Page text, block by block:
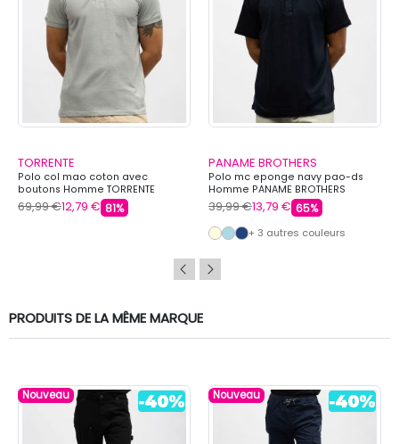
TORRENTE
Polo col mao coton avec
boutons Homme TORRENTE
69,99 €12,79 € 81%
PANAME BROTHERS
Polo mc eponge navy pao-ds
Homme PANAME BROTHERS
39,99 €13,79 € 65%
+ 3 autres couleurs
PRODUITS DE LA MÊME MARQUE
Nouveau Nouveau